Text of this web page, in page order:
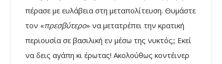
πέρασε με ευλάβεια στη μεταπολίτευση. Θυμάστε
τον «πρεσβύτερο» να μετατρέπει την κρατική
περιουσία σε βασιλική εν μέσω της νυκτός;; Εκεί
να δεις αγάπη κι έρωτας! Ακολούθως κοντέινερ